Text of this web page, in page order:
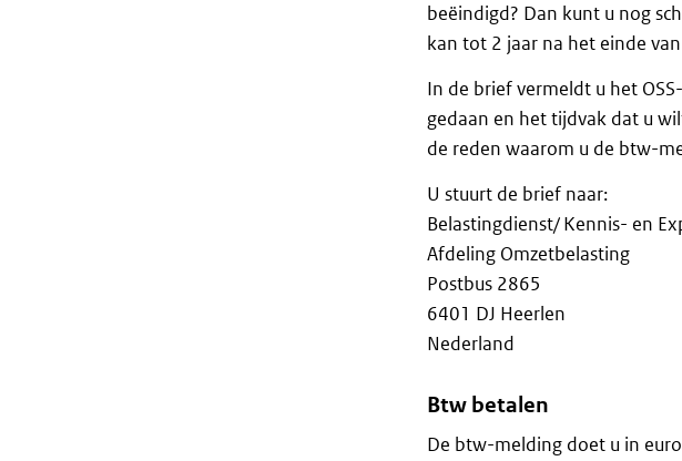
beëindigd? Dan kunt u nog
kan tot 2 jaar na het einde
In de brief vermeldt u het
gedaan en het tijdvak dat u
de reden waarom u de btw-
U stuurt de brief naar:
Belastingdienst/ Kennis- en
Afdeling Omzetbelasting
Postbus 2865
6401 DJ Heerlen
Nederland
Btw betalen
De btw-melding doet u in